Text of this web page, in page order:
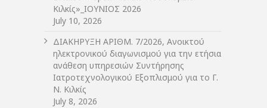
Κιλκίς»_ΙΟΥΝΙΟΣ 2026
July 10, 2026
ΔIΑΚΗΡΥΞΗ ΑΡIΘΜ. 7/2026, Ανοικτού
ηλεκτρονικού διαγωνισμού για την ετήσια
ανάθεση υπηρεσιών Συντήρησης
Ιατροτεχνολογικού Εξοπλισμού για το Γ.
Ν. Κιλκίς
July 8, 2026